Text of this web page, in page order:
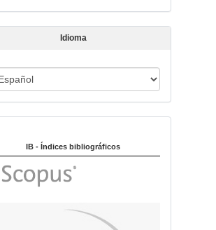
Idioma
d
m
IB - Índices bibliográficos